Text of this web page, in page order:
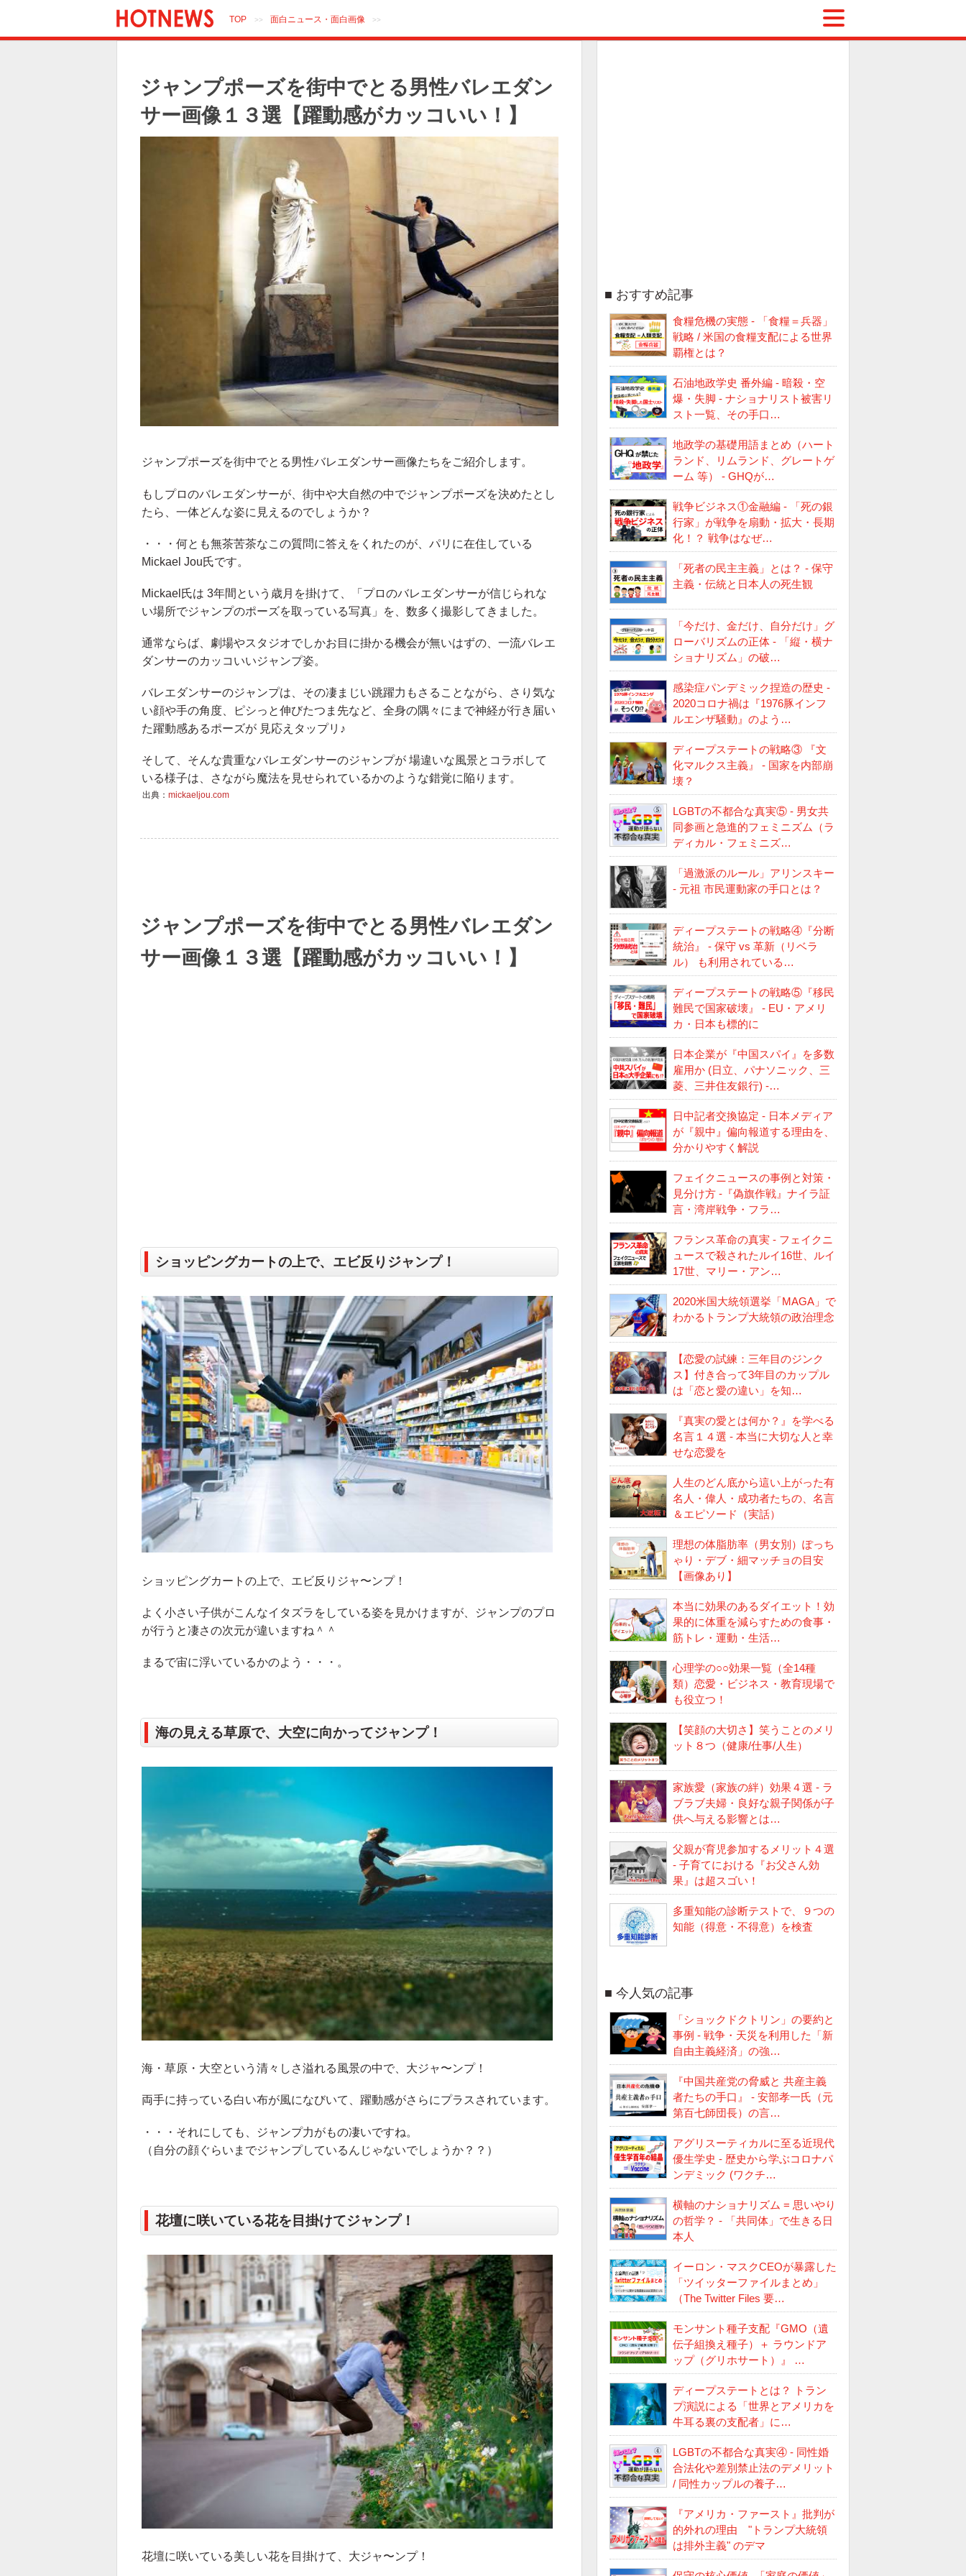
TOP >> 面白ニュース・面白画像 >>
ジャンプポーズを街中でとる男性バレエダン
サー画像１３選【躍動感がカッコいい！】
ジャンプポーズを街中でとる男性バレエダンサー画像たちをご紹介します。
もしプロのバレエダンサーが、街中や大自然の中でジャンプポーズを決めたとし
たら、一体どんな姿に見えるのでしょうか？
・・・何とも無茶苦茶なこの質問に答えをくれたのが、パリに在住している
Mickael Jou氏です。
Mickael氏は 3年間という歳月を掛けて、「プロのバレエダンサーが信じられな
い場所でジャンプのポーズを取っている写真」を、数多く撮影してきました。
通常ならば、劇場やスタジオでしかお目に掛かる機会が無いはずの、一流バレエ
ダンサーのカッコいいジャンプ姿。
バレエダンサーのジャンプは、その凄まじい跳躍力もさることながら、さり気な
い顔や手の角度、ピシっと伸びたつま先など、全身の隅々にまで神経が行き届い
た躍動感あるポーズが 見応えタップリ♪
そして、そんな貴重なバレエダンサーのジャンプが 場違いな風景とコラボして
いる様子は、さながら魔法を見せられているかのような錯覚に陥ります。
出典： mickaeljou.com
ジャンプポーズを街中でとる男性バレエダン
サー画像１３選【躍動感がカッコいい！】
ショッピングカートの上で、エビ反りジャンプ！
ショッピングカートの上で、エビ反りジャ〜ンプ！
よく小さい子供がこんなイタズラをしている姿を見かけますが、ジャンプのプロ
が行うと凄さの次元が違いますね＾＾
まるで宙に浮いているかのよう・・・。
海の見える草原で、大空に向かってジャンプ！
海・草原・大空という清々しさ溢れる風景の中で、大ジャ〜ンプ！
両手に持っている白い布が風になびいて、躍動感がさらにプラスされています。
・・・それにしても、ジャンプ力がもの凄いですね。
（自分の顔ぐらいまでジャンプしているんじゃないでしょうか？？）
花壇に咲いている花を目掛けてジャンプ！
花壇に咲いている美しい花を目掛けて、大ジャ〜ンプ！
おすすめ記事
食糧危機の実態 - 「食糧＝兵器」
戦略 / 米国の食糧支配による世界
覇権とは？
石油地政学史 番外編 - 暗殺・空
爆・失脚 - ナショナリスト被害リ
スト一覧、その手口…
地政学の基礎用語まとめ（ハート
ランド、リムランド、グレートゲ
ーム 等） - GHQが…
戦争ビジネス①金融編 - 「死の銀
行家」が戦争を扇動・拡大・長期
化！？ 戦争はなぜ…
「死者の民主主義」とは？ - 保守
主義・伝統と日本人の死生観
「今だけ、金だけ、自分だけ」グ
ローバリズムの正体 - 「縦・横ナ
ショナリズム」の破…
感染症パンデミック捏造の歴史 -
2020コロナ禍は『1976豚インフ
ルエンザ騒動』のよう…
ディープステートの戦略③ 『文
化マルクス主義』 - 国家を内部崩
壊？
LGBTの不都合な真実⑤ - 男女共
同参画と急進的フェミニズム（ラ
ディカル・フェミニズ…
「過激派のルール」アリンスキー
- 元祖 市民運動家の手口とは？
ディープステートの戦略④『分断
統治』 - 保守 vs 革新（リベラ
ル） も利用されている…
ディープステートの戦略⑤『移民
難民で国家破壊』 - EU・アメリ
カ・日本も標的に
日本企業が『中国スパイ』を多数
雇用か (日立、パナソニック、三
菱、三井住友銀行) -…
日中記者交換協定 - 日本メディア
が『親中』偏向報道する理由を、
分かりやすく解説
フェイクニュースの事例と対策・
見分け方 -『偽旗作戦』ナイラ証
言・湾岸戦争・フラ…
フランス革命の真実 - フェイクニ
ュースで殺されたルイ16世、ルイ
17世、マリー・アン…
2020米国大統領選挙「MAGA」で
わかるトランプ大統領の政治理念
【恋愛の試練：三年目のジンク
ス】付き合って3年目のカップル
は「恋と愛の違い」を知…
『真実の愛とは何か？』を学べる
名言１４選 - 本当に大切な人と幸
せな恋愛を
人生のどん底から這い上がった有
名人・偉人・成功者たちの、名言
＆エピソード（実話）
理想の体脂肪率（男女別）ぽっち
ゃり・デブ・細マッチョの目安
【画像あり】
本当に効果のあるダイエット！効
果的に体重を減らすための食事・
筋トレ・運動・生活…
心理学の○○効果一覧（全14種
類）恋愛・ビジネス・教育現場で
も役立つ！
【笑顔の大切さ】笑うことのメリ
ット８つ（健康/仕事/人生）
家族愛（家族の絆）効果４選 - ラ
ブラブ夫婦・良好な親子関係が子
供へ与える影響とは…
父親が育児参加するメリット４選
- 子育てにおける『お父さん効
果』は超スゴい！
多重知能の診断テストで、９つの
知能（得意・不得意）を検査
今人気の記事
「ショックドクトリン」の要約と
事例 - 戦争・天災を利用した「新
自由主義経済」の強…
『中国共産党の脅威と 共産主義
者たちの手口』 - 安部孝一氏（元
第百七師団長）の言…
アグリスーティカルに至る近現代
優生学史 - 歴史から学ぶコロナパ
ンデミック (ワクチ…
横軸のナショナリズム = 思いやり
の哲学？ - 「共同体」で生きる日
本人
イーロン・マスクCEOが暴露した
「ツイッターファイルまとめ」
（The Twitter Files 要…
モンサント種子支配『GMO（遺
伝子組換え種子）＋ ラウンドア
ップ（グリホサート）』 …
ディープステートとは？ トラン
プ演説による「世界とアメリカを
牛耳る裏の支配者」に…
LGBTの不都合な真実④ - 同性婚
合法化や差別禁止法のデメリット
/ 同性カップルの養子…
『アメリカ・ファースト』批判が
的外れの理由 "トランプ大統領
は排外主義" のデマ